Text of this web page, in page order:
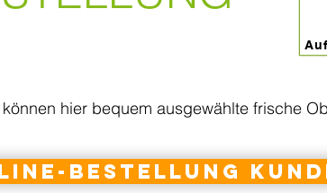
hier bequem ausgewählte frische
Bestellung